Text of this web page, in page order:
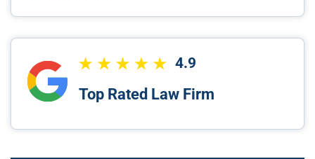
4.9
Top Rated Law Firm